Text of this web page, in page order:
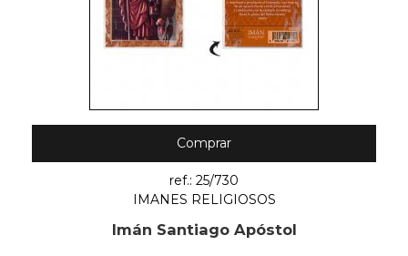
Comprar
ref.: 25/730
IMANES RELIGIOSOS
Imán Santiago Apóstol